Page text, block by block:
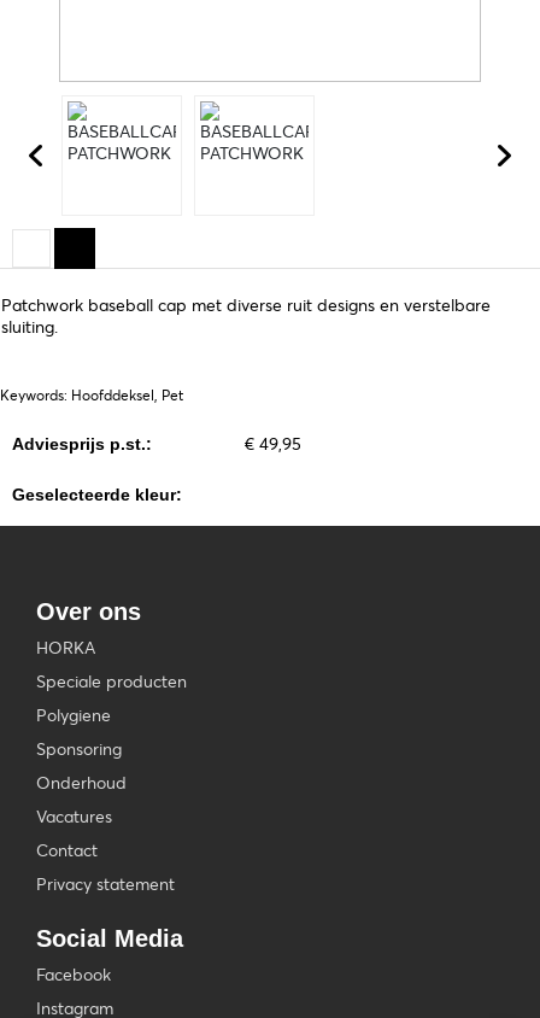
Patchwork baseball cap met diverse ruit designs en verstelbare
sluiting.
Keywords: Hoofddeksel, Pet
Adviesprijs p.st.: € 49,95
Geselecteerde kleur:
Over ons
HORKA
Speciale producten
Polygiene
Sponsoring
Onderhoud
Vacatures
Contact
Privacy statement
Social Media
Facebook
Instagram